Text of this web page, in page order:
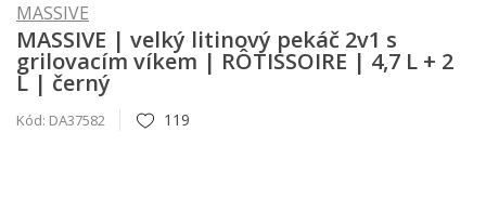
MASSIVE
MASSIVE | velký litinový pekáč 2v1 s
grilovacím víkem | RÔTISSOIRE | 4,7 L + 2
L | černý
Kód: DA37582 119